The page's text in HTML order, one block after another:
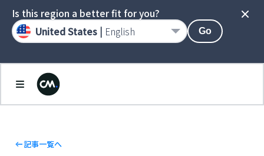
記事一覧へ
Is this region a better fit for you?
United States | English Go